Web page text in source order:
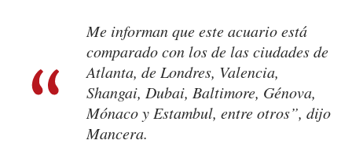
Me informan que este acuario está
comparado con los de las ciudades de
Atlanta, de Londres, Valencia,
Shangai, Dubai, Baltimore, Génova,
Mónaco y Estambul, entre otros”, dijo
Mancera.